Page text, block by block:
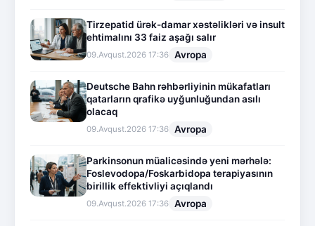
Tirzepatid ürək-damar xəstəlikləri və insult
ehtimalını 33 faiz aşağı salır
09.Avqust.2026 17:36 Avropa
Deutsche Bahn rəhbərliyinin mükafatları
qatarların qrafikə uyğunluğundan asılı
olacaq
09.Avqust.2026 17:36 Avropa
Parkinsonun müalicəsində yeni mərhələ:
Foslevodopa/Foskarbidopa terapiyasının
birillik effektivliyi açıqlandı
09.Avqust.2026 17:36 Avropa